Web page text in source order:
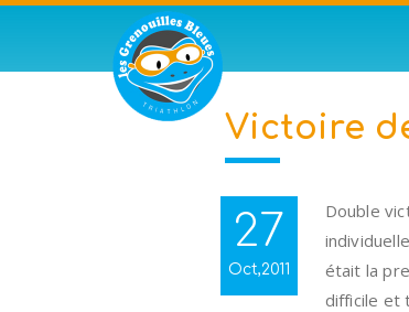
Victoire
27
Oct,2011
Double
était la
difficile et